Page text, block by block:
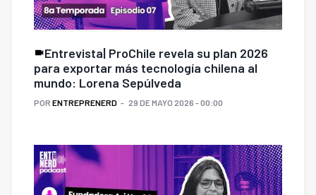
Entrevista| ProChile revela su plan 2026
para exportar más tecnología chilena al
mundo: Lorena Sepúlveda
POR ENTREPRENERD 29 DE MAYO 2026 - 00:00